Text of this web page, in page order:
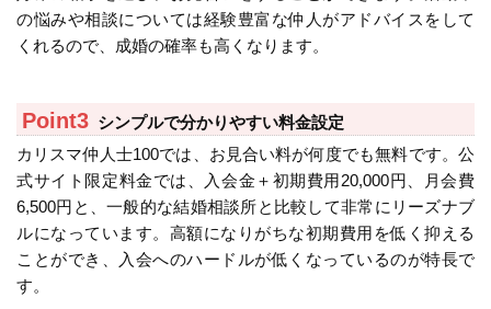
の悩みや相談については経験豊富な仲人がアドバイスをして
くれるので、成婚の確率も高くなります。
シンプルで分かりやすい料金設定
カリスマ仲人士100では、お見合い料が何度でも無料です。公
式サイト限定料金では、入会金＋初期費用20,000円、月会費
6,500円と、一般的な結婚相談所と比較して非常にリーズナブ
ルになっています。高額になりがちな初期費用を低く抑える
ことができ、入会へのハードルが低くなっているのが特長で
す。